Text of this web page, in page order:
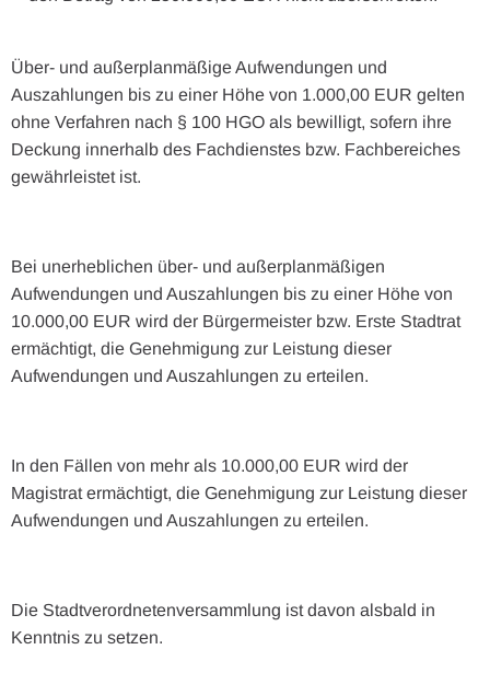
Über- und außerplanmäßige Aufwendungen und
Auszahlungen bis zu einer Höhe von 1.000,00 EUR gelten
ohne Verfahren nach § 100 HGO als bewilligt, sofern ihre
Deckung innerhalb des Fachdienstes bzw. Fachbereiches
gewährleistet ist.
Bei unerheblichen über- und außerplanmäßigen
Aufwendungen und Auszahlungen bis zu einer Höhe von
10.000,00 EUR wird der Bürgermeister bzw. Erste Stadtrat
ermächtigt, die Genehmigung zur Leistung dieser
Aufwendungen und Auszahlungen zu erteilen.
In den Fällen von mehr als 10.000,00 EUR wird der
Magistrat ermächtigt, die Genehmigung zur Leistung dieser
Aufwendungen und Auszahlungen zu erteilen.
Die Stadtverordnetenversammlung ist davon alsbald in
Kenntnis zu setzen.